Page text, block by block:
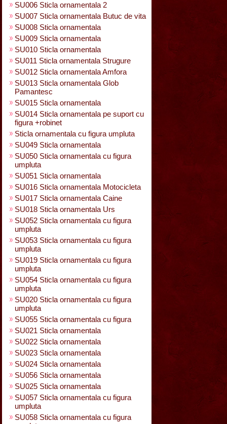
SU006 Sticla ornamentala 2
SU007 Sticla ornamentala Butuc de vita
SU008 Sticla ornamentala
SU009 Sticla ornamentala
SU010 Sticla ornamentala
SU011 Sticla ornamentala Strugure
SU012 Sticla ornamentala Amfora
SU013 Sticla ornamentala Glob
Pamantesc
SU015 Sticla ornamentala
SU014 Sticla ornamentala pe suport cu
figura +robinet
Sticla ornamentala cu figura umpluta
SU049 Sticla ornamentala
SU050 Sticla ornamentala cu figura
umpluta
SU051 Sticla ornamentala
SU016 Sticla ornamentala Motocicleta
SU017 Sticla ornamentala Caine
SU018 Sticla ornamentala Urs
SU052 Sticla ornamentala cu figura
umpluta
SU053 Sticla ornamentala cu figura
umpluta
SU019 Sticla ornamentala cu figura
umpluta
SU054 Sticla ornamentala cu figura
umpluta
SU020 Sticla ornamentala cu figura
umpluta
SU055 Sticla ornamentala cu figura
SU021 Sticla ornamentala
SU022 Sticla ornamentala
SU023 Sticla ornamentala
SU024 Sticla ornamentala
SU056 Sticla ornamentala
SU025 Sticla ornamentala
SU057 Sticla ornamentala cu figura
umpluta
SU058 Sticla ornamentala cu figura